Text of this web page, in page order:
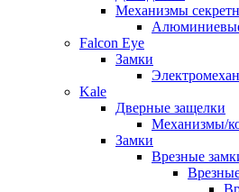
Механизмы
Falcon Eye
Замки
Kale
Дверные защелки
Механизмы/
Замки
Врезные